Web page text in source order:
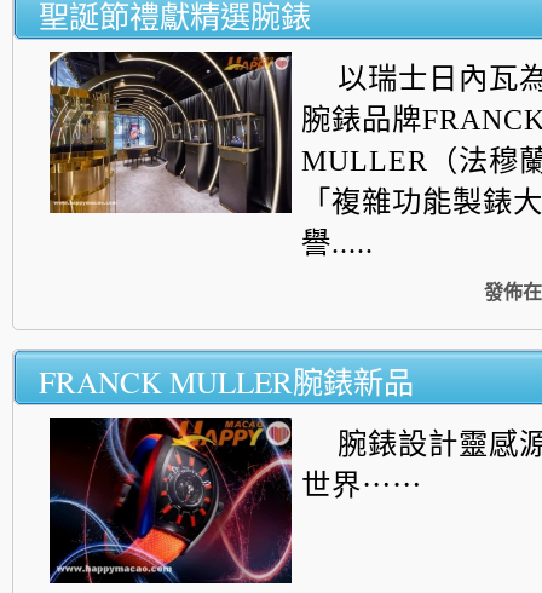
聖誕節禮獻精選腕錶
以瑞士日內瓦
腕錶品牌
MULLER（法穆
「複雜功能製錶
譽.....
發佈在
FRANCK MULLER腕錶新品
腕錶設計靈感
世界⋯⋯